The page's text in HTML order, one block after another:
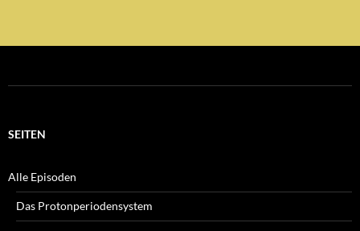
SEITEN
Alle Episoden
Das Protonperiodensystem